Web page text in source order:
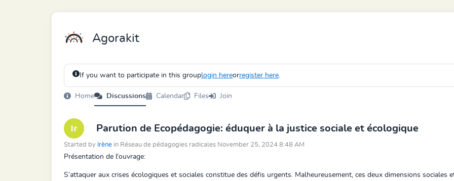
Agorakit
If you want to participate in this grouplogin hereorregister here.
Home Discussions Calendar Files Join
Parution de Ecopédagogie: éduquer à la justice sociale et écologique
Started by Irène in Réseau de pédagogies radicales November 25, 2024 8:48 AM
Présentation de l'ouvrage:
S’attaquer aux crises écologiques et sociales constitue des défis urgents. Malheureusement, ces deux dimensions sociales